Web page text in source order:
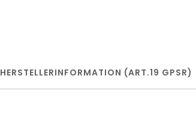
HERSTELLERINFORMATION (ART.19 GPSR)